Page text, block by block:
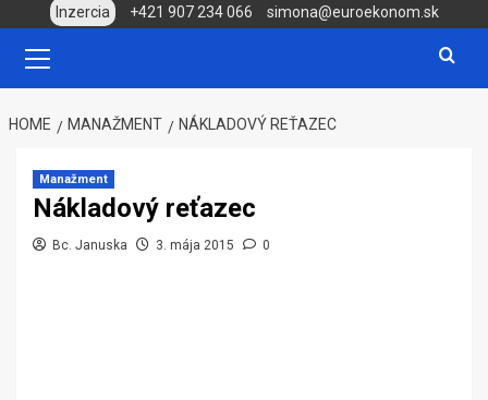
content
Inzercia +421 907 234 066
simona@euroekonom.sk
Menu
HOME MANAŽMENT NÁKLADOVÝ REŤAZEC
Manažment
Nákladový reťazec
Bc. Januska 3. mája 2015 0